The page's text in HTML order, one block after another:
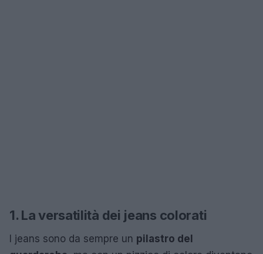
1. La versatilità dei jeans colorati
I jeans sono da sempre un pilastro del